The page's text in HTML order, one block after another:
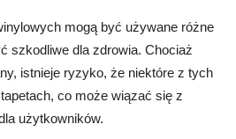
mogą być używane różne
szkodliwe dla zdrowia. Chociaż
istnieje ryzyko, że niektóre z tych
co może wiązać się z
użytkowników.